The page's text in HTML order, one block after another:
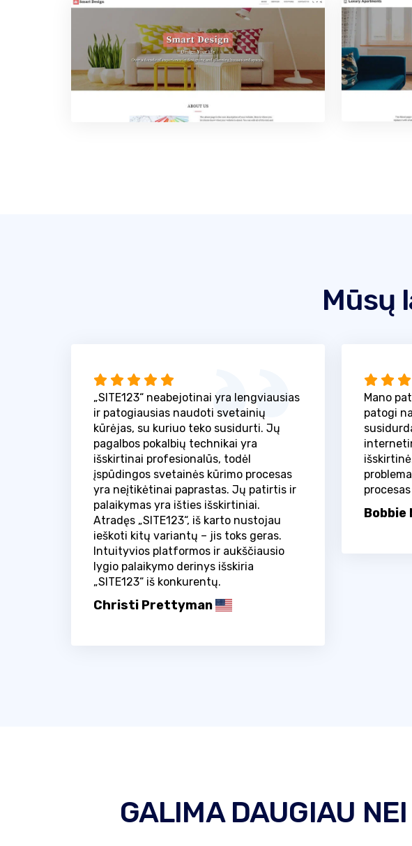
Mūsų
„SITE123“ neabejotinai yra lengviausias
ir patogiausias naudoti svetainių
kūrėjas, su kuriuo teko susidurti. Jų
pagalbos pokalbių technikai yra
išskirtinai profesionalūs, todėl
įspūdingos svetainės kūrimo procesas
yra neįtikėtinai paprastas. Jų patirtis ir
palaikymas yra išties išskirtiniai.
Atradęs „SITE123“, iš karto nustojau
ieškoti kitų variantų – jis toks geras.
Intuityvios platformos ir aukščiausio
lygio palaikymo derinys išskiria
„SITE123“ iš konkurentų.
Christi Prettyman
Mano
patogi
Bobbie
GALIMA DAUGIAU